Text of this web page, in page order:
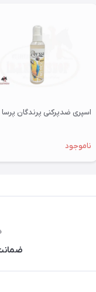
اسپری ضدپرکنی پرندگان پرسا
ناموجود